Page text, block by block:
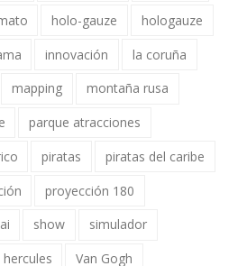
holo-gauze
hologauze
innovación
la coruña
mapping
montaña rusa
parque atracciones
piratas
piratas del caribe
proyección 180
show
simulador
Van Gogh